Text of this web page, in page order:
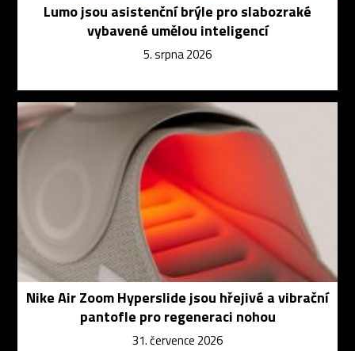
Lumo jsou asistenční brýle pro slabozraké
vybavené umělou inteligencí
5. srpna 2026
Nike Air Zoom Hyperslide jsou hřejivé a vibrační
pantofle pro regeneraci nohou
31. července 2026